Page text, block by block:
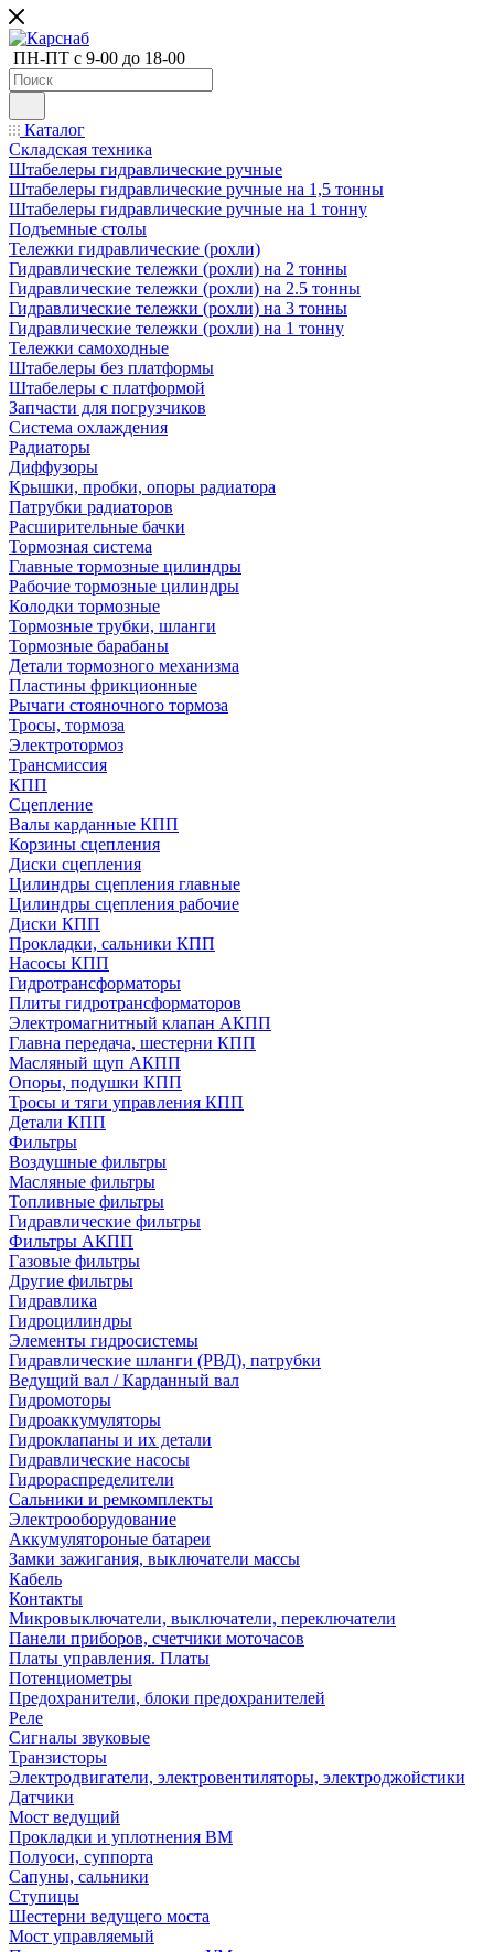
ПН-ПТ с 9-00 до 18-00
Каталог
Складская техника
Штабелеры гидравлические ручные
Штабелеры гидравлические ручные на 1,5 тонны
Штабелеры гидравлические ручные на 1 тонну
Подъемные столы
Тележки гидравлические (рохли)
Гидравлические тележки (рохли) на 2 тонны
Гидравлические тележки (рохли) на 2.5 тонны
Гидравлические тележки (рохли) на 3 тонны
Гидравлические тележки (рохли) на 1 тонну
Тележки самоходные
Штабелеры без платформы
Штабелеры с платформой
Запчасти для погрузчиков
Система охлаждения
Радиаторы
Диффузоры
Крышки, пробки, опоры радиатора
Патрубки радиаторов
Расширительные бачки
Тормозная система
Главные тормозные цилиндры
Рабочие тормозные цилиндры
Колодки тормозные
Тормозные трубки, шланги
Тормозные барабаны
Детали тормозного механизма
Пластины фрикционные
Рычаги стояночного тормоза
Тросы, тормоза
Электротормоз
Трансмиссия
КПП
Сцепление
Валы карданные КПП
Корзины сцепления
Диски сцепления
Цилиндры сцепления главные
Цилиндры сцепления рабочие
Диски КПП
Прокладки, сальники КПП
Насосы КПП
Гидротрансформаторы
Плиты гидротрансформаторов
Электромагнитный клапан АКПП
Главна передача, шестерни КПП
Масляный щуп АКПП
Опоры, подушки КПП
Тросы и тяги управления КПП
Детали КПП
Фильтры
Воздушные фильтры
Масляные фильтры
Топливные фильтры
Гидравлические фильтры
Фильтры АКПП
Газовые фильтры
Другие фильтры
Гидравлика
Гидроцилиндры
Элементы гидросистемы
Гидравлические шланги (РВД), патрубки
Ведущий вал / Карданный вал
Гидромоторы
Гидроаккумуляторы
Гидроклапаны и их детали
Гидравлические насосы
Гидрораспределители
Сальники и ремкомплекты
Электрооборудование
Аккумулятороные батареи
Замки зажигания, выключатели массы
Кабель
Контакты
Микровыключатели, выключатели, переключатели
Панели приборов, счетчики моточасов
Платы управления. Платы
Потенциометры
Предохранители, блоки предохранителей
Реле
Сигналы звуковые
Транзисторы
Электродвигатели, электровентиляторы, электроджойстики
Датчики
Мост ведущий
Прокладки и уплотнения ВМ
Полуоси, суппорта
Сапуны, сальники
Ступицы
Шестерни ведущего моста
Мост управляемый